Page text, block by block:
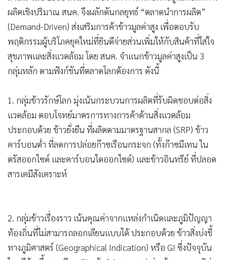
ปลูกข้าวสู่สินค้าเกษตรมูลค่าสูง ประจำปีงบประมาณ พ.ศ. 2569
เพื่อปรับโครงสร้างการค้าข้าวไทย และขานรับนโยบายข้าว
ประณีตของนางศุภจี สุธรรมพันธุ์ รัฐมนตรีว่าการกระทรวง
พาณิชย์ ในการเปลี่ยนผ่านจาก “การขายปริมาณ”ไปสู่ “การ
ขายคุณค่า”
​ปัจจุบันประเทศไทยใช้พื้นที่ปลูกข้าวสูงถึง 43.3% ของพื้นที่
ทำการเกษตรทั้งประเทศ หรือคิดเป็น 74.7 ล้านไร่ ครอบคลุม
ครัวเรือนเกษตรกรกว่า 4.6 ล้านครัวเรือน (ประมาณ 60% ของ
ครัวเรือนเกษตรกรทั้งประเทศ) โดยการปลูกข้าวนาปรัง (ข้าว
ขาว) เพิ่มขึ้นอย่างก้าวกระโดด จาก 8 ล้านไร่ ในปี 2564 เป็น 13
ล้านไร่ ในปี 2568 สวนทางกับราคา ทำให้ไทยตกอยู่ในกับดักการ
พฤติกรรมผู้บริโภคยุคใหม่ที่ยินดีจ่ายส่วนเพิ่มให้กับสินค้าที่ใส่ใจ
สุขภาพและสิ่งแวดล้อม โดย สนค. จำแนกข้าวมูลค่าสูงเป็น 3
กลุ่มหลัก ตามฟังก์ชันที่ตลาดโลกต้องการ ดังนี้